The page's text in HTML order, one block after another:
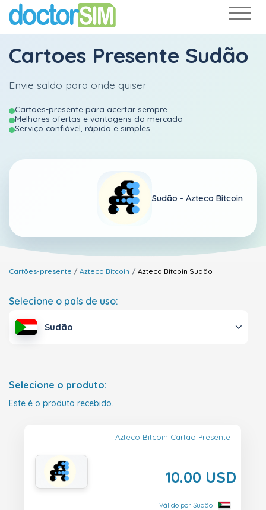
Cartoes Presente Sudão
Envie saldo para onde quiser
Cartões-presente para acertar sempre.
Melhores ofertas e vantagens do mercado
Serviço confiável, rápido e simples
Sudão - Azteco Bitcoin
Cartões-presente Azteco Bitcoin Azteco Bitcoin Sudão
Selecione o país de uso:
Sudão
Selecione o produto:
Este é o produto recebido.
Azteco Bitcoin Cartão Presente
10.00 USD
Válido por Sudão